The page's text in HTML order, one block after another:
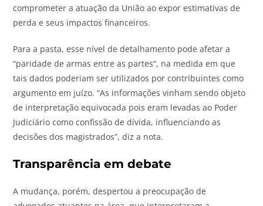
comprometer a atuação da União ao expor estimativas de
perda e seus impactos financeiros.
Para a pasta, esse nível de detalhamento pode afetar a
“paridade de armas entre as partes”, na medida em que
tais dados poderiam ser utilizados por contribuintes como
argumento em juízo. “As informações vinham sendo objeto
de interpretação equivocada pois eram levadas ao Poder
Judiciário como confissão de dívida, influenciando as
decisões dos magistrados”, diz a nota.
Transparência em debate
A mudança, porém, despertou a preocupação de